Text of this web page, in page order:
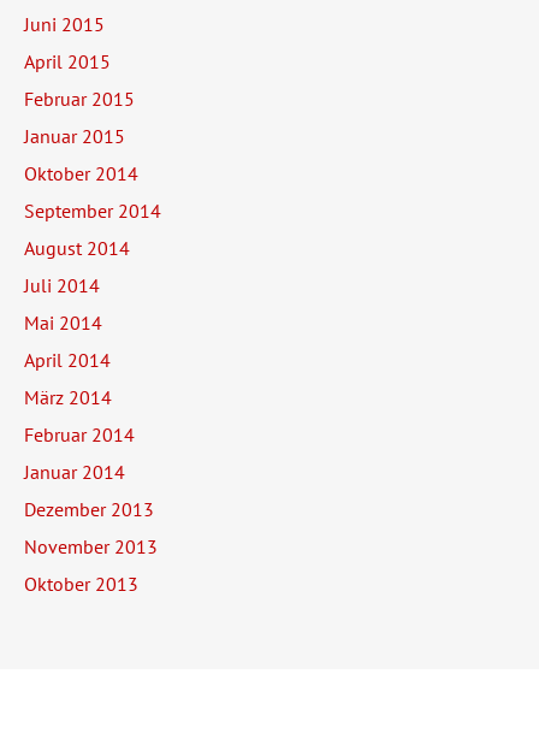
Juni 2015
April 2015
Februar 2015
Januar 2015
Oktober 2014
September 2014
August 2014
Juli 2014
Mai 2014
April 2014
März 2014
Februar 2014
Januar 2014
Dezember 2013
November 2013
Oktober 2013